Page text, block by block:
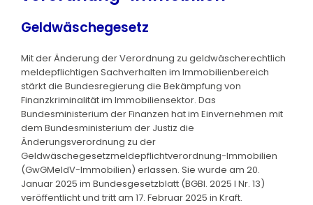
Geldwäschegesetz
Mit der Änderung der Verordnung zu geldwäscherechtlich
meldepflichtigen Sachverhalten im Immobilienbereich
stärkt die Bundesregierung die Bekämpfung von
Finanzkriminalität im Immobiliensektor. Das
Bundesministerium der Finanzen hat im Einvernehmen mit
dem Bundesministerium der Justiz die
Änderungsverordnung zu der
Geldwäschegesetzmeldepflichtverordnung-Immobilien
(GwGMeldV-Immobilien) erlassen. Sie wurde am 20.
Januar 2025 im Bundesgesetzblatt (BGBl. 2025 I Nr. 13)
veröffentlicht und tritt am 17. Februar 2025 in Kraft.